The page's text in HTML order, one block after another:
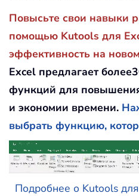
Повысьте свои навыки
помощью Kutools для
эффективность на
Excel предлагает
функций для
и экономии времени.
выбрать функцию,
Подробнее о Kutools для